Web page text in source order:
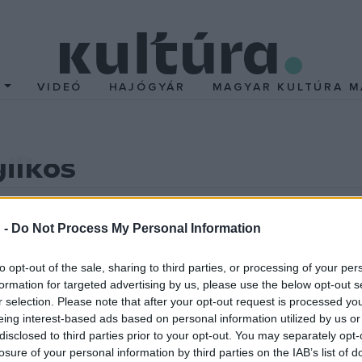
- Do Not Process My Personal Information
opt-out of the sale, sharing to third parties, or processing of your
for targeted advertising by us, please use the below opt-out
selection. Please note that after your opt-out request is processed
interest-based ads based on personal information utilized by us
to third parties prior to your opt-out. You may separately
of your personal information by third parties on the IAB’s list of
VIDEÓ HAJÓGYÁR MAGYAR KULTÚRA
talál a szobájában. A 47-es rá vár. De mielőtt végezne
és menekülések jelzik a 47-es útját, miközben az
macska-egér játékába bonyolódva élnek évek óta.